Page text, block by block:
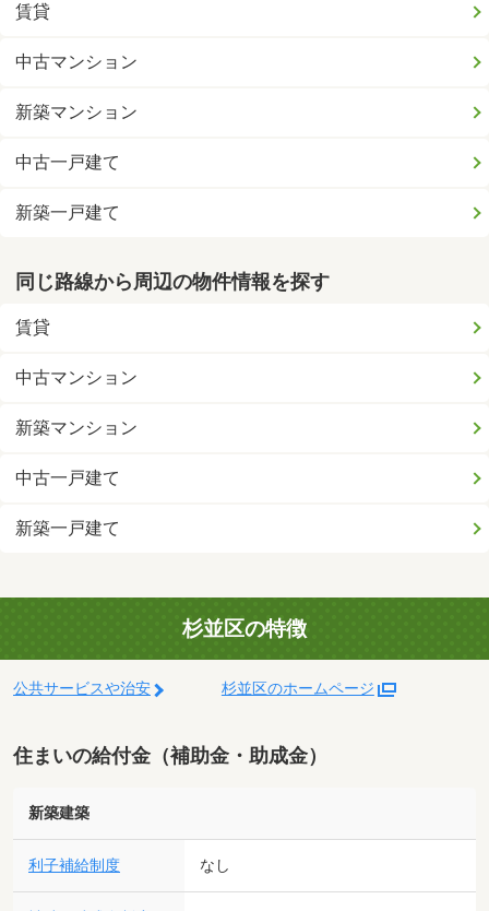
賃貸
中古マンション
新築マンション
中古一戸建て
新築一戸建て
同じ路線から周辺の物件情報を探す
賃貸
中古マンション
新築マンション
中古一戸建て
新築一戸建て
杉並区の特徴
公共サービスや治安 杉並区のホームページ
住まいの給付金（補助金・助成金）
新築建築
利子補給制度 なし